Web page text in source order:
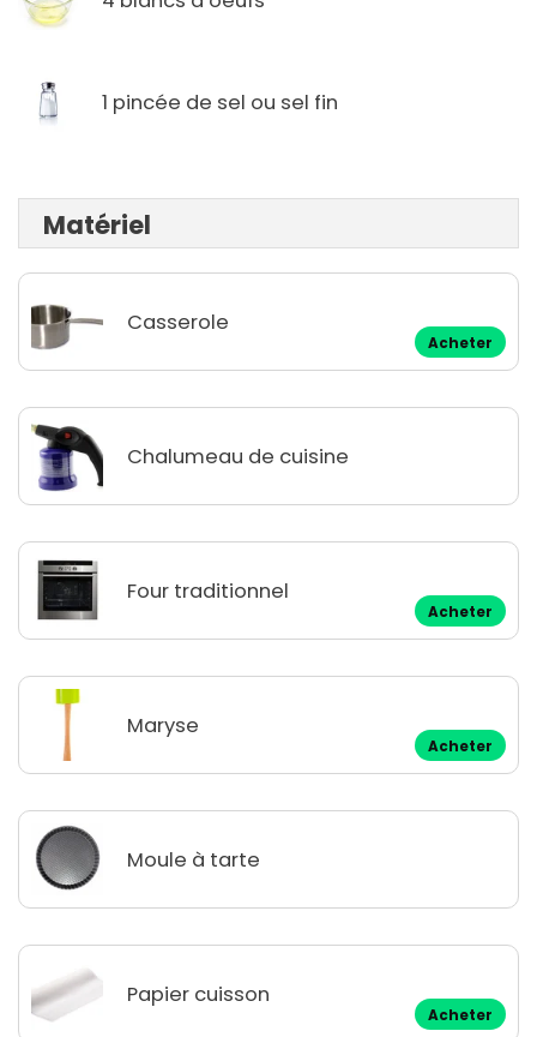
1 pincée de sel ou sel fin
Matériel
Casserole
Acheter
Chalumeau de cuisine
Four traditionnel
Acheter
Maryse
Acheter
Moule à tarte
Papier cuisson
Acheter